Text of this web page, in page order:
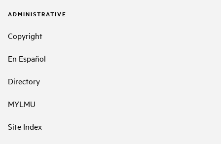
ADMINISTRATIVE
Copyright
En Español
Directory
MYLMU
Site Index